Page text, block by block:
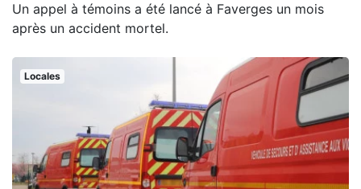
Un appel à témoins a été lancé à Faverges un mois
après un accident mortel.
Locales